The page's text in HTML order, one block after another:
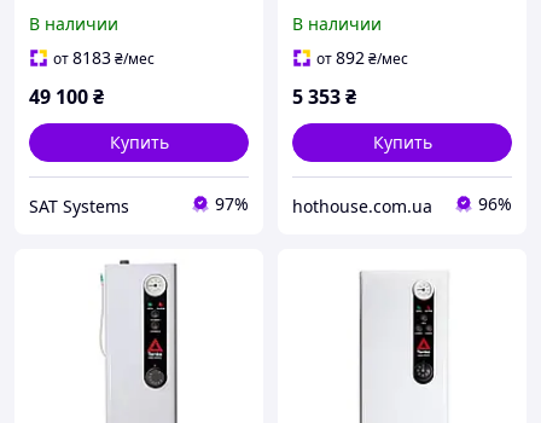
шиной eBus
В наличии
от8183₴/мес
49 100₴
Купить
SAT Systems 97%
В наличии
от892₴/мес
5 353₴
Купить
hothouse.com.ua 96%